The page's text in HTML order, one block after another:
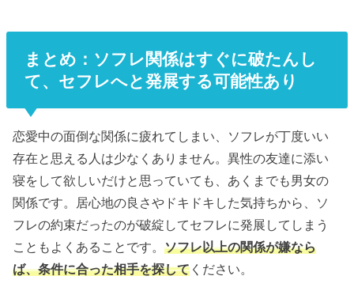
まとめ：ソフレ関係はすぐに破たんし
て、セフレへと発展する可能性あり
恋愛中の面倒な関係に疲れてしまい、ソフレが丁度いい
存在と思える人は少なくありません。異性の友達に添い
寝をして欲しいだけと思っていても、あくまでも男女の
関係です。居心地の良さやドキドキした気持ちから、ソ
フレの約束だったのが破綻してセフレに発展してしまう
こともよくあることです。ソフレ以上の関係が嫌なら
ば、条件に合った相手を探して ください。